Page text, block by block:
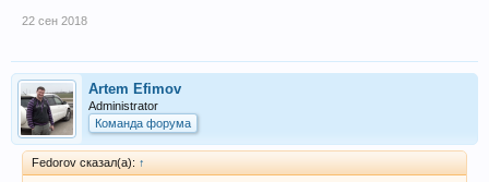
22 сен 2018
Artem Efimov
Administrator
Команда форума
Fedorov сказал(а): ↑